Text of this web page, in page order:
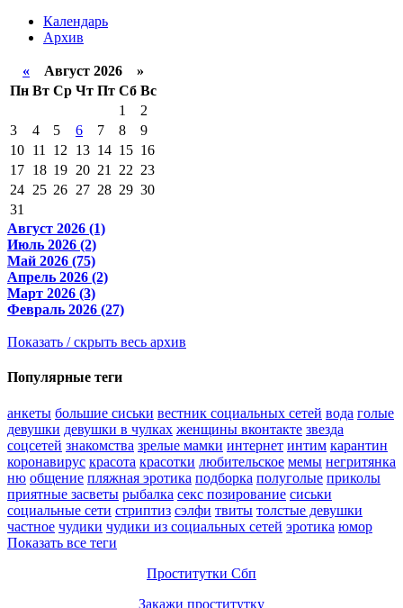
Календарь
Архив
« Август 2026 »
Пн Вт Ср Чт Пт Сб Вс
1
2
3
4 5 6 7 8
9
10 11 12 13 14 15 16
17 18 19 20 21 22 23
24 25 26 27 28 29 30
31
Август 2026 (1)
Июль 2026 (2)
Май 2026 (75)
Апрель 2026 (2)
Март 2026 (3)
Февраль 2026 (27)
Показать / скрыть весь архив
Популярные теги
анкеты большие сиськи вестник социальных сетей вода голые
девушки девушки в чулках женщины вконтакте звезда
соцсетей знакомства зрелые мамки интернет интим карантин
коронавирус красота красотки любительское мемы негритянка
ню общение пляжная эротика подборка полуголые приколы
приятные засветы рыбалка секс позирование сиськи
социальные сети стриптиз сэлфи твиты толстые девушки
частное чудики чудики из социальных сетей эротика юмор
Показать все теги
Проститутки Сбп
Закажи проститутку